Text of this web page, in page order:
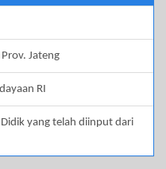
Jateng
RI
yang telah diinput dari